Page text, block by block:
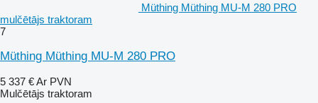
Müthing Müthing MU-M 280 PRO
mulčētājs traktoram
7
Müthing Müthing MU-M 280 PRO
5 337 €Ar PVN
Mulčētājs traktoram